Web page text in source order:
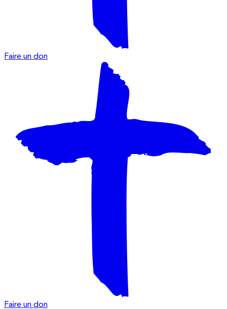
Faire un don
Faire un don